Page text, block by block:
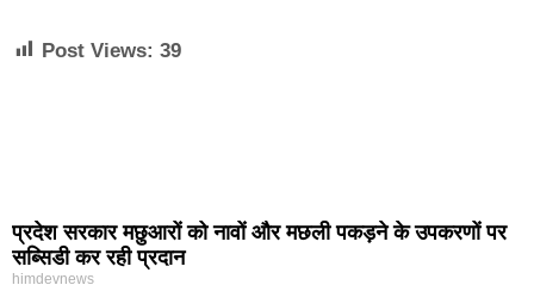
Post Views: 39
प्रदेश सरकार मछुआरों को नावों और मछली पकड़ने के उपकरणों पर
सब्सिडी कर रही प्रदान
himdevnews